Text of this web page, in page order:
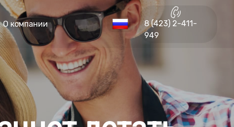
О компании
8 (423) 2-411-
949